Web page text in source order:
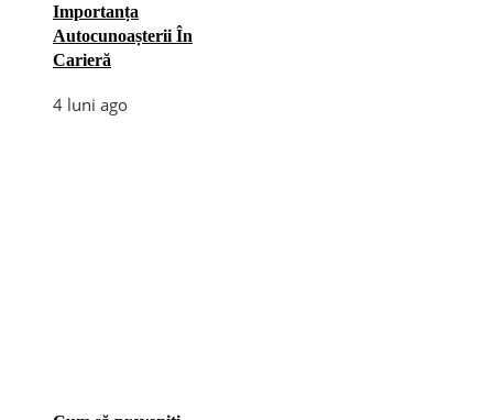
Importanța
Autocunoașterii În
Carieră
4 luni ago